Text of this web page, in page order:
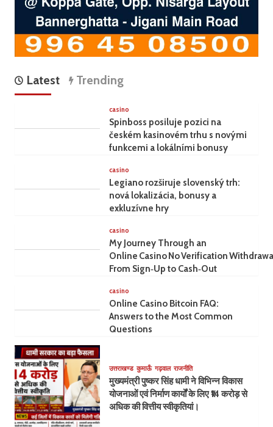
Latest Trending
casino
Spinboss posiluje pozici na
českém kasinovém trhu s novými
funkcemi a lokálními bonusy
casino
Legiano rozširuje slovenský trh:
nová lokalizácia, bonusy a
exkluzívne hry
casino
My Journey Through an
Online Casino No Verification
From Sign‑Up to Cash‑Out
casino
Online Casino Bitcoin FAQ:
Answers to the Most Common
Questions
उत्तराखण्ड कुमाऊँ गढ़वाल राजनीति
मुख्यमंत्री पुष्कर सिंह धामी ने विभिन्न विकास
योजनाओं एवं निर्माण कार्यों के लिए ₹14 करोड़ से
अधिक की वित्तीय स्वीकृतियां।